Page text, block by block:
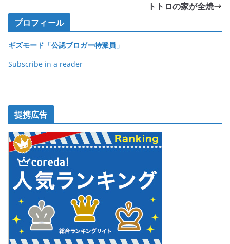
o
o
k
トトロの家が全焼
プロフィール
ギズモード「公認ブロガー特派員」
Subscribe in a reader
提携広告